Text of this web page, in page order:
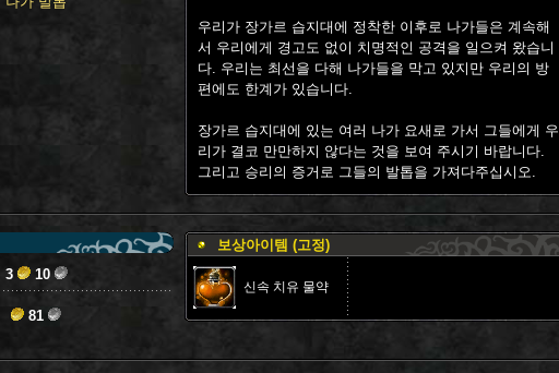
우리가 장가르 습지대에 정착한 이후로 나가들은 계속해
서 우리에게 경고도 없이 치명적인 공격을 일으켜 왔습니
다. 우리는 최선을 다해 나가들을 막고 있지만 우리의 방
편에도 한계가 있습니다.
장가르 습지대에 있는 여러 나가 요새로 가서 그들에게 우
리가 결코 만만하지 않다는 것을 보여 주시기 바랍니다.
그리고 승리의 증거로 그들의 발톱을 가져다주십시오.
3
10
81
보상아이템 (고정)
신속 치유 물약